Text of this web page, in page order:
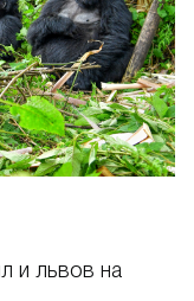
и львов на